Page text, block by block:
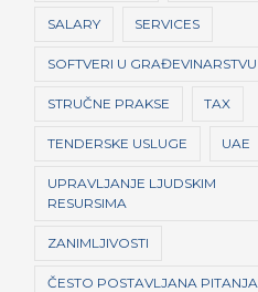
SALARY SERVICES
SOFTVERI U GRAĐEVINARSTVU
STRUČNE PRAKSE TAX
TENDERSKE USLUGE UAE
UPRAVLJANJE LJUDSKIM
RESURSIMA
ZANIMLJIVOSTI
ČESTO POSTAVLJANA PITANJA